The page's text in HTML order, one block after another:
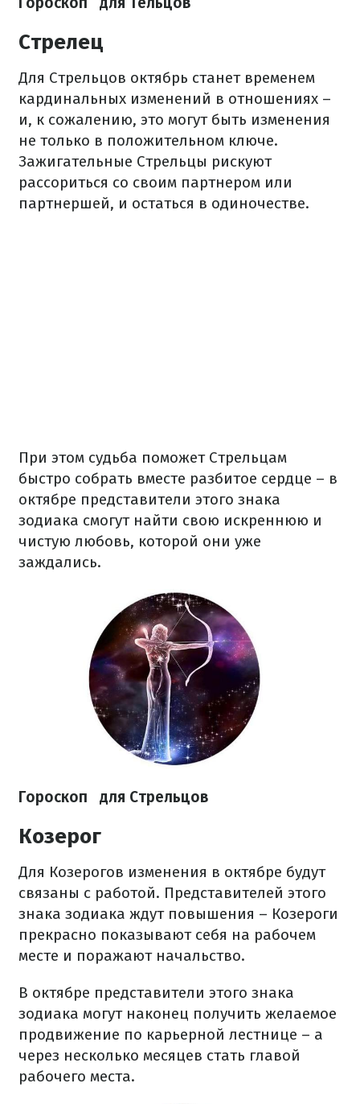
Стрелец
Для Стрельцов октябрь станет временем
кардинальных изменений в отношениях –
и, к сожалению, это могут быть изменения
не только в положительном ключе.
Зажигательные Стрельцы рискуют
рассориться со своим партнером или
партнершей, и остаться в одиночестве.
При этом судьба поможет Стрельцам
быстро собрать вместе разбитое сердце – в
октябре представители этого знака
зодиака смогут найти свою искреннюю и
чистую любовь, которой они уже
заждались.
Гороскоп для Стрельцов
Козерог
Для Козерогов изменения в октябре будут
связаны с работой. Представителей этого
знака зодиака ждут повышения – Козероги
прекрасно показывают себя на рабочем
месте и поражают начальство.
В октябре представители этого знака
зодиака могут наконец получить желаемое
продвижение по карьерной лестнице – а
через несколько месяцев стать главой
рабочего места.